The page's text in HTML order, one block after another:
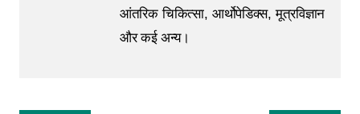
आंतरिक चिकित्सा, आर्थोपेडिक्स, मूत्रविज्ञान
और कई अन्य।